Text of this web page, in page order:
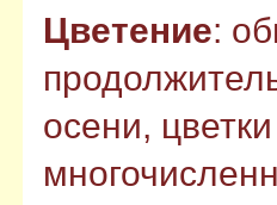
Цветение:
осени,